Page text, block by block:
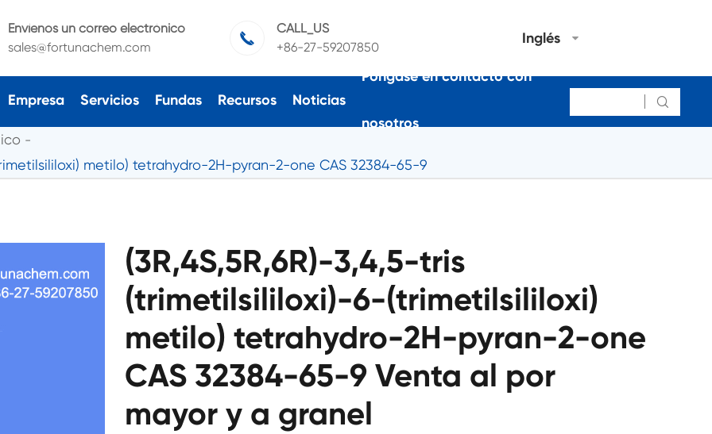
Envíenos un correo electrónico
sales@fortunachem.com

CALL_US
+86-27-59207850
Inglés
Empresa Servicios Fundas Recursos Noticias
Póngase en contacto con
nosotros

metilo) tetrahydro-2H-pyran-2-one CAS 32384-65-9
(3R,4S,5R,6R)-3,4,5-tris
(trimetilsililoxi)-6-(trimetilsililoxi)
metilo) tetrahydro-2H-pyran-2-one
CAS 32384-65-9 Venta al por
mayor y a granel